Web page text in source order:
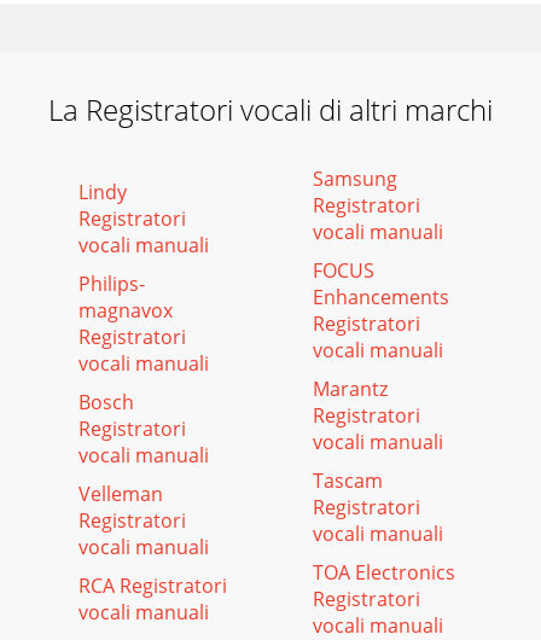
La Registratori vocali di altri marchi
Lindy
Registratori
vocali manuali
Philips-
magnavox
Registratori
vocali manuali
Bosch
Registratori
vocali manuali
Velleman
Registratori
vocali manuali
RCA Registratori
vocali manuali
Samsung
Registratori
vocali manuali
FOCUS
Enhancements
Registratori
vocali manuali
Marantz
Registratori
vocali manuali
Tascam
Registratori
vocali manuali
TOA Electronics
Registratori
vocali manuali